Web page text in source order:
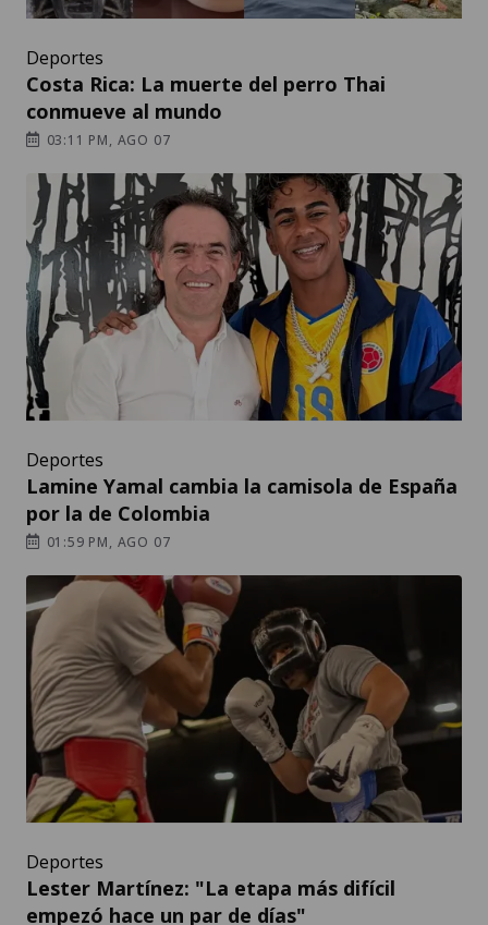
Deportes
Costa Rica: La muerte del perro Thai
conmueve al mundo
03:11 PM, AGO 07
Deportes
Lamine Yamal cambia la camisola de España
por la de Colombia
01:59 PM, AGO 07
Deportes
Lester Martínez: "La etapa más difícil
empezó hace un par de días"